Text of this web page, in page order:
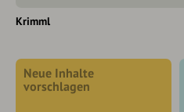
Krimml
Neue Inhalte
vorschlagen